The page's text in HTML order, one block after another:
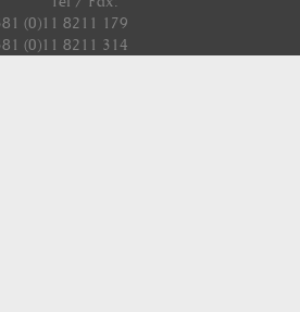
(0)11 8211 179
(0)11 8211 314